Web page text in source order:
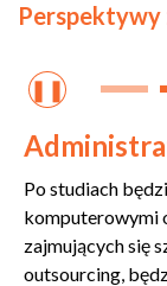
Po studiach
komputerowymi
zajmujących się
outsourcing,
❚❚